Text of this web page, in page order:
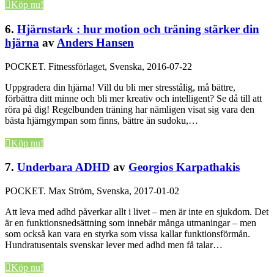
Köp nu!
6. Hjärnstark : hur motion och träning stärker din
hjärna av Anders Hansen
POCKET. Fitnessförlaget, Svenska, 2016-07-22
Uppgradera din hjärna! Vill du bli mer stresstålig, må bättre,
förbättra ditt minne och bli mer kreativ och intelligent? Se då till att
röra på dig! Regelbunden träning har nämligen visat sig vara den
bästa hjärngympan som finns, bättre än sudoku,…
Köp nu!
7. Underbara ADHD av Georgios Karpathakis
POCKET. Max Ström, Svenska, 2017-01-02
Att leva med adhd påverkar allt i livet – men är inte en sjukdom. Det
är en funktionsnedsättning som innebär många utmaningar – men
som också kan vara en styrka som vissa kallar funktionsförmån.
Hundratusentals svenskar lever med adhd men få talar…
Köp nu!